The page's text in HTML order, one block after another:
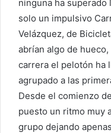
ninguna ha superado
solo un impulsivo
Velázquez, de
abrían algo de
carrera el pelotón ha
agrupado a las
Desde el comienzo
puesto un ritmo muy
grupo dejando